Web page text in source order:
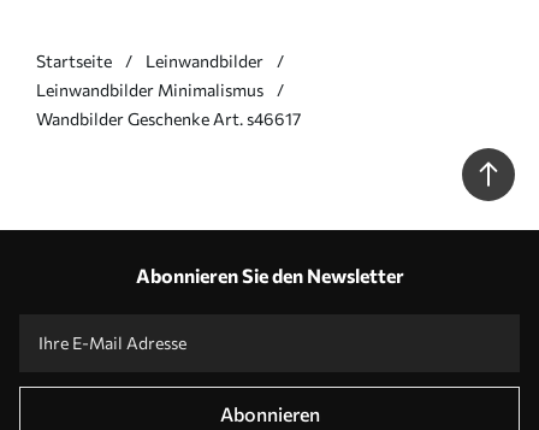
Startseite
Leinwandbilder
Leinwandbilder Minimalismus
Wandbilder Geschenke Art. s46617
Abonnieren Sie den Newsletter
Abonnieren